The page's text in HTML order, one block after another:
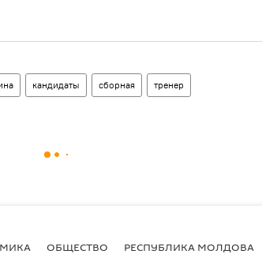
кандидаты сборная тренер
ОБЩЕСТВО РЕСПУБЛИКА МОЛДОВА